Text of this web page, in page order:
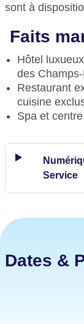
sont à
Faits
Hôtel
des
Restaurant
cuisine
Spa et
Service
Dates &